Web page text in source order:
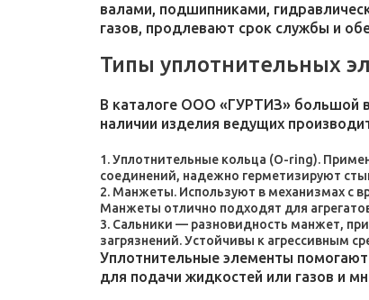
валами, подшипниками,
газов, продлевают срок службы и
Типы уплотнительных
В каталоге ООО «ГУРТИЗ» большой
наличии изделия ведущих
Уплотнительные кольца (O-ring).
соединений, надежно герметизируют
Манжеты. Используют в механизмах с
Манжеты отлично подходят для
Сальники — разновидность манжет,
загрязнений. Устойчивы к агрессивным
Уплотнительные элементы
для подачи жидкостей или газов и